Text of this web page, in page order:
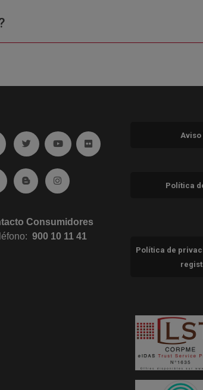
a facebook (abre en ventana nueva)
Ir a twitter (abre en ventana nueva)
Ir a YouTube (abre en ventana nueva)
Ir a Flickr (abre en ventana
a Linkedin (abre en ventana nueva)
Ir al Blog (abre en ventana nueva)
Ir a Instagram (abre en ventana
Consumidores
900 10 11 41
Aviso
Política
Política de